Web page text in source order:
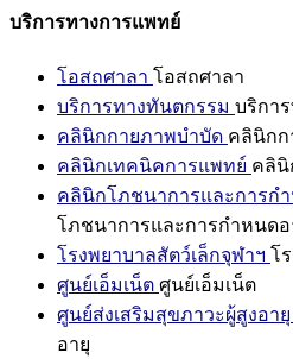
บริการทางการแพทย์
โอสถศาลา โอสถศาลา
บริการทางทันตกรรม บริกา
คลินิกกายภาพบำบัด คลินิกก
คลินิกเทคนิคการแพทย์ คลินิ
คลินิกโภชนาการและการก
โภชนาการและการกำหนดอ
โรงพยาบาลสัตว์เล็กจุฬาฯ โ
ศูนย์เอ็มเน็ต ศูนย์เอ็มเน็ต
ศูนย์ส่งเสริมสุขภาวะผู้สูงอายุ
อายุ